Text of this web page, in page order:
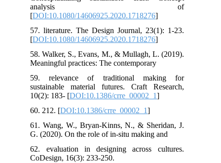
analysis of
[DOI:10.1080/14606925.2020.1718276
57. literature. The Design Journal, 23(1): 1-23.
[DOI:10.1080/14606925.2020.1718276
58. Walker, S., Evans, M., & Mullagh, L. (2019).
Meaningful practices: The contemporary
59. relevance of traditional making for
sustainable material futures. Craft Research,
10(2): 183- [DOI:10.1386/crre_00002_1
60. 212. [DOI:10.1386/crre_00002_1
61. Wang, W., Bryan-Kinns, N., & Sheridan, J.
G. (2020). On the role of in-situ making and
62. evaluation in designing across cultures.
CoDesign, 16(3): 233-250.